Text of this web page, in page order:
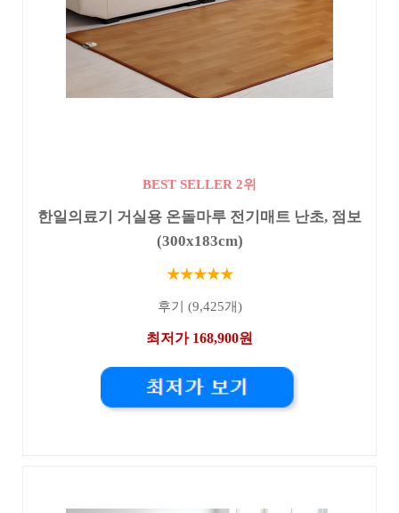
BEST SELLER 2위
한일의료기 거실용 온돌마루 전기매트 난초, 점보
(300x183cm)
★★★★★
후기 (9,425개)
최저가 168,900원